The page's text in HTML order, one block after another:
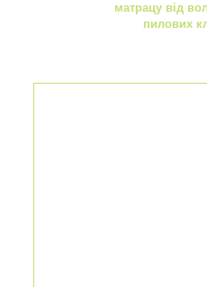
матрацу від
пилових